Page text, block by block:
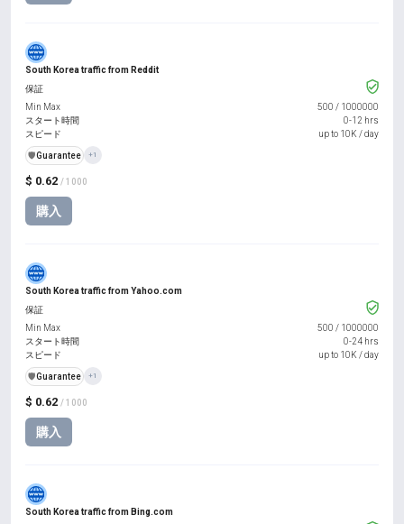
South Korea traffic from Reddit
$ 0.62 / 1000
購入
保証
Min Max
500 / 1000000
スタート時間
0-12 hrs
スピード
up to 10K / day
️🛡️Guarantee +1
South Korea traffic from Yahoo.com
$ 0.62 / 1000
購入
保証
Min Max
500 / 1000000
スタート時間
0-24 hrs
スピード
up to 10K / day
️🛡️Guarantee +1
South Korea traffic from Bing.com